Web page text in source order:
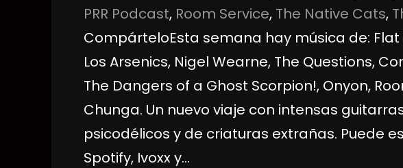
PRR Podcast, Room Service, The Native Cats,
CompárteloEsta semana hay música de: Flat
Los Arsenics, Nigel Wearne, The Questions,
The Dangers of a Ghost Scorpion!, Onyon,
Chunga. Un nuevo viaje con intensas
psicodélicos y de criaturas extrañas. Puede
Spotify, Ivoxx y…